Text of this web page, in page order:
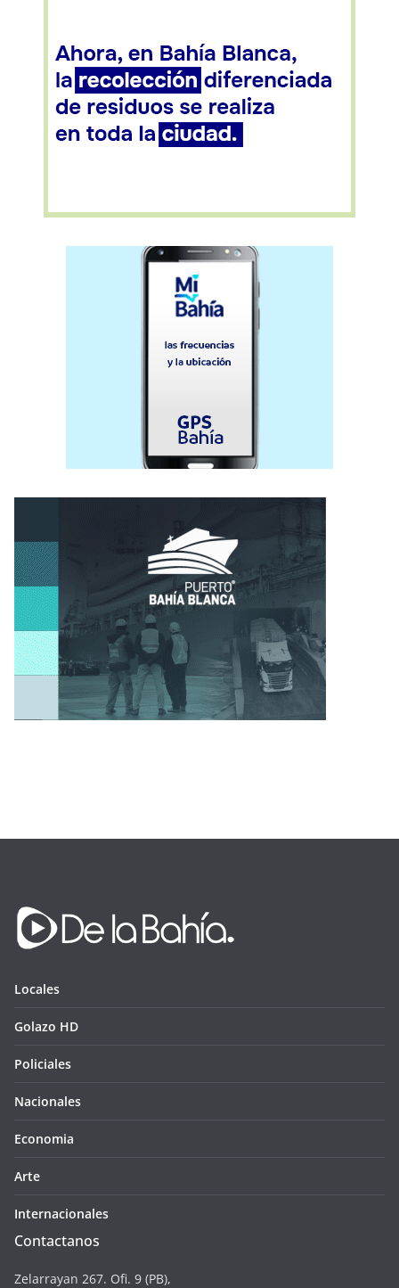
Locales
Golazo HD
Policiales
Nacionales
Economia
Arte
Internacionales
Contactanos
Zelarrayan 267. Ofi. 9 (PB),